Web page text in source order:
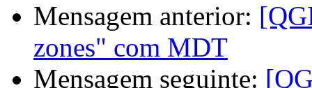
Mensagem anterior:
zones" com MDT
Mensagem seguinte: